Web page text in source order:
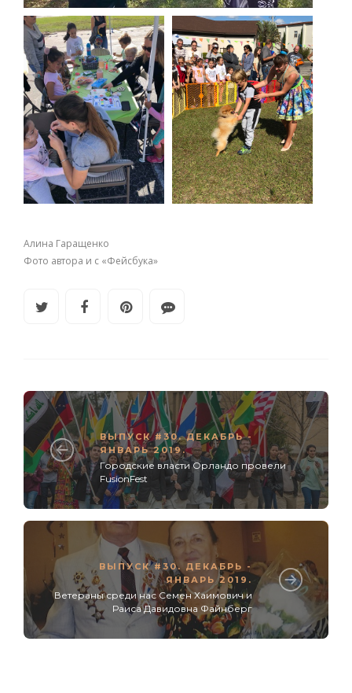
Алина Гаращенко
Фото автора и с «Фейсбука»
ВЫПУСК #30. ДЕКАБРЬ -
ЯНВАРЬ 2019.
Городские власти Орландо провели
FusionFest
ВЫПУСК #30. ДЕКАБРЬ -
ЯНВАРЬ 2019.
Ветераны среди нас Семен Хаимович и
Раиса Давидовна Файнберг